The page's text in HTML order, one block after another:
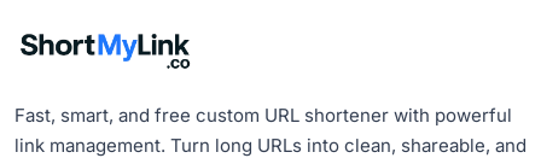
Fast, smart, and free custom URL shortener with powerful
link management. Turn long URLs into clean, shareable, and